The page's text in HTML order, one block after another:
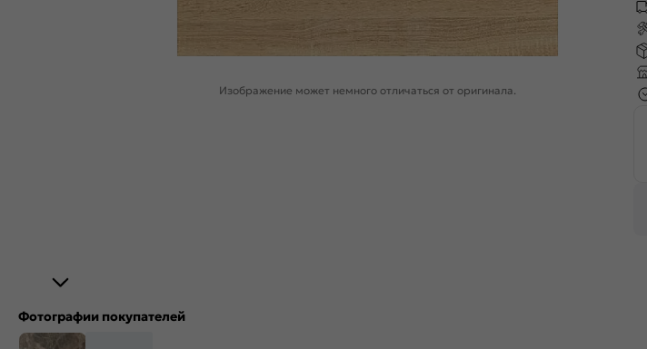
Изображение может немного отличаться от оригинала.
Фотографии покупателей